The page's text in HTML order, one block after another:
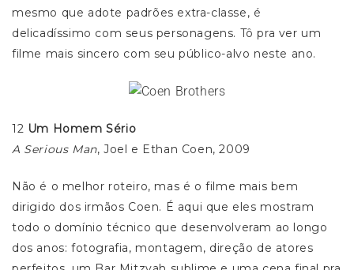
mesmo que adote padrões extra-classe, é
delicadíssimo com seus personagens. Tô pra ver um
filme mais sincero com seu público-alvo neste ano.
12 Um Homem Sério
A Serious Man, Joel e Ethan Coen, 2009
Não é o melhor roteiro, mas é o filme mais bem
dirigido dos irmãos Coen. É aqui que eles mostram
todo o domínio técnico que desenvolveram ao longo
dos anos: fotografia, montagem, direção de atores